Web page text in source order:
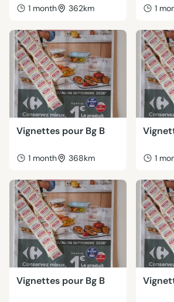
1 month 362km 1
Vignettes pour Bg B
1 month 368km 1
Vignettes pour Bg B